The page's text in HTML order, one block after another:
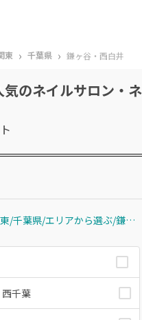
東 › 千葉県 › 鎌ヶ谷・西白井
のネイルサロン・
関東/千葉県/エリアから選ぶ/鎌ヶ谷・西白井
千葉